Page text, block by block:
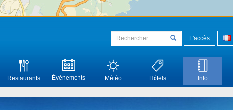
L'accès
Restaurants Événements Météo Hôtels Info